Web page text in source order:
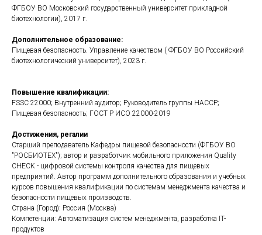
ФГБОУ ВО Московский государственный университет прикладной
биотехнологии), 2017 г.
Дополнительное образование:
Пищевая безопасность. Управление качеством ( ФГБОУ ВО Российский
биотехнологический университет), 2023 г.
Повышение квалификации:
FSSC 22000; Внутренний аудитор; Руководитель группы HACCP;
Пищевая безопасность; ГОСТ Р ИСО 22000-2019
Достижения, регалии
Старший преподаватель Кафедры пищевой безопасности (ФГБОУ ВО
"РОСБИОТЕХ"); автор и разработчик мобильного приложения Quality
CHECK - цифровой системы контроля качества для пищевых
предприятий. Автор программ дополнительного образования и учебных
курсов повышения квалификации по системам менеджмента качества и
безопасности пищевых производств.
Страна (Город): Россия (Москва)
Компетенции: Автоматизация систем менеджмента, разработка IT-
продуктов